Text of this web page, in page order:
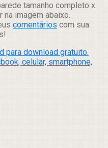
tamanho completo x
na imagem abaixo.
comentários com sua